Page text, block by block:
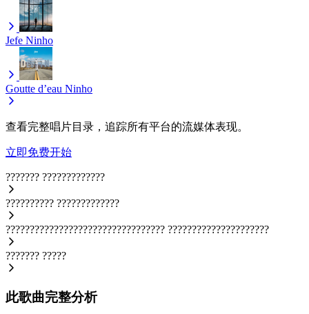
Jefe Ninho
Goutte d’eau Ninho
查看完整唱片目录，追踪所有平台的流媒体表现。
立即免费开始
??????? ?????????????
?????????? ?????????????
????????????????????????????????? ?????????????????????
??????? ?????
此歌曲完整分析